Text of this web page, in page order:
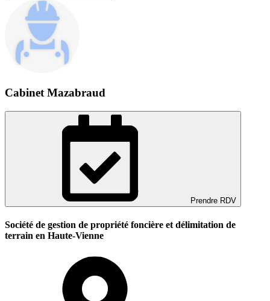
Cabinet Mazabraud
Prendre RDV
Société de gestion de propriété foncière et délimitation de
terrain en Haute-Vienne